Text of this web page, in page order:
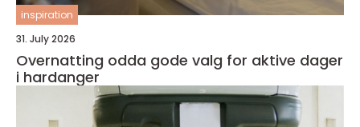
inspiration
31. July 2026
Overnatting odda gode valg for aktive dager
i hardanger